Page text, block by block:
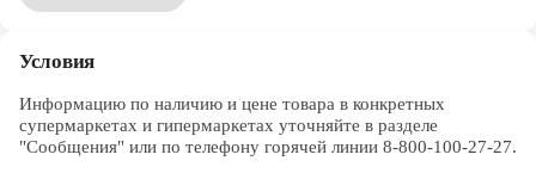
Условия
Информацию по наличию и цене товара в конкретных
супермаркетах и гипермаркетах уточняйте в разделе
"Сообщения" или по телефону горячей линии 8-800-100-27-27.